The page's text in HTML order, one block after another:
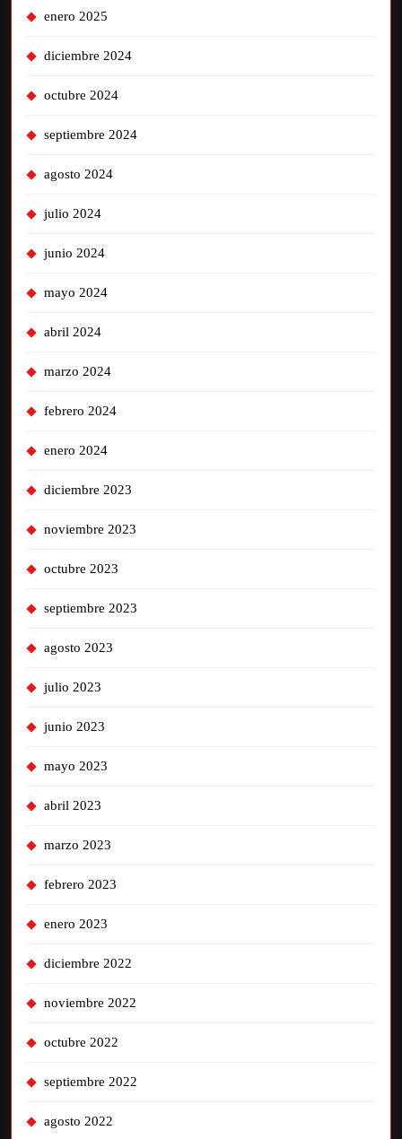
enero 2025
diciembre 2024
octubre 2024
septiembre 2024
agosto 2024
julio 2024
junio 2024
mayo 2024
abril 2024
marzo 2024
febrero 2024
enero 2024
diciembre 2023
noviembre 2023
octubre 2023
septiembre 2023
agosto 2023
julio 2023
junio 2023
mayo 2023
abril 2023
marzo 2023
febrero 2023
enero 2023
diciembre 2022
noviembre 2022
octubre 2022
septiembre 2022
agosto 2022